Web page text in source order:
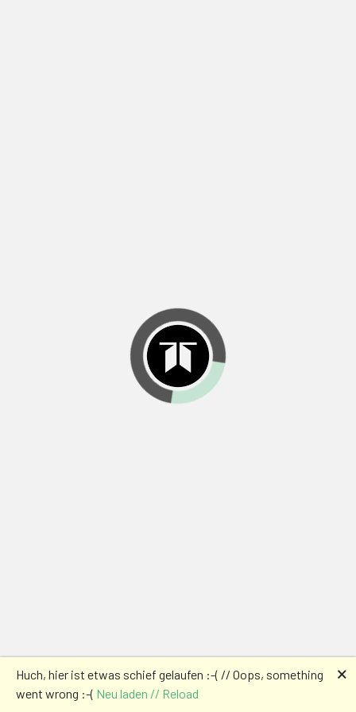
Huch, hier ist etwas schief gelaufen :-( // Oops, something
went wrong :-( Neu laden // Reload
🗙